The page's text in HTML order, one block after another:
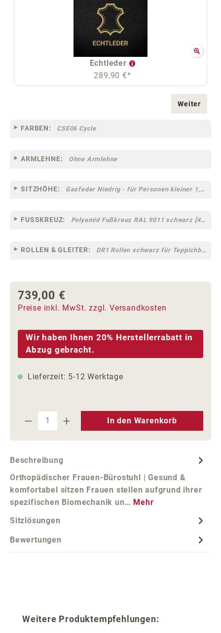
Echtleder
289,90 €*
Weiter
FARBEN: CSE06 Cycle
ARMLEHNE: Ohne Armlehne
SITZHÖHE: Gasfeder Niedrig - für Personen kleiner 1,60 m
FUSSKREUZ: Polyamid Fußkreuz RAL 9011 schwarz [44]
ROLLEN & GLEITER: DR1 Rollen schwarz für Teppichböden [10]
Regulärer Preis:
739,00 €
Preise inkl. MwSt. zzgl. Versandkosten
Wir haben Ihnen 20% Herstellerrabatt in
Abzug gebracht.
Lieferzeit: 5-12 Werktage
Produkt Anzahl: Gib den
In den Warenkorb
Beschreibung
Orthopädischer Frauen-Bürostuhl | Gesund &
komfortabel sitzen Frauen stellen aufgrund ihrer
spezifischen Biomechanik un… Mehr
Sitzlösungen
Bewertungen
Produktgalerie überspringen
Weitere Produktempfehlungen: